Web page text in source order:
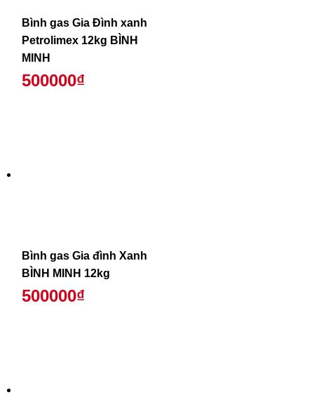
Bình gas Gia Đình xanh
Petrolimex 12kg BÌNH
MINH
500000₫
Bình gas Gia đình Xanh
BÌNH MINH 12kg
500000₫